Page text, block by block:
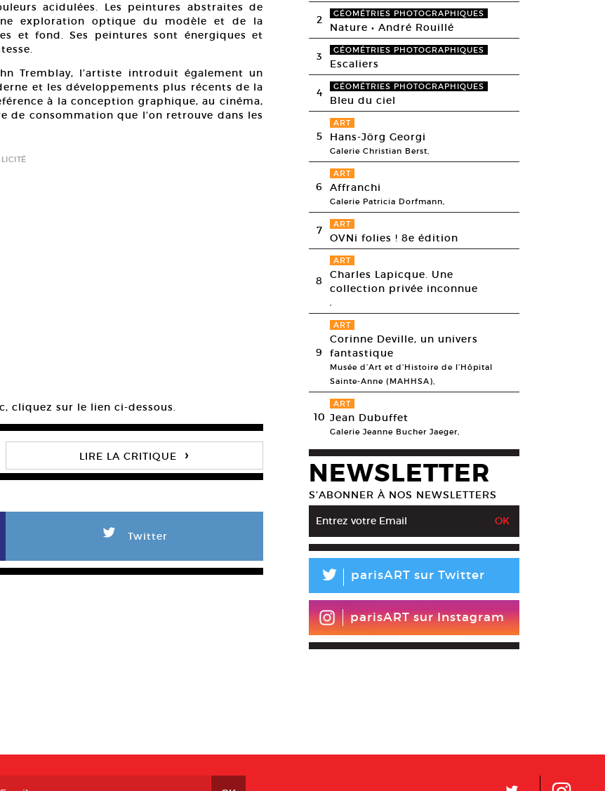
acidulées. Les peintures abstraites de
exploration optique du modèle et de la
et fond. Ses peintures sont énergiques et
Tremblay, l’artiste introduit également un
et les développements plus récents de la
à la conception graphique, au cinéma,
consommation que l’on retrouve dans les
cliquez sur le lien ci-dessous.
LIRE LA CRITIQUE ›
L Twitter
2 GÉOMÉTRIES PHOTOGRAPHIQUES
Nature • André Rouillé
3 GÉOMÉTRIES PHOTOGRAPHIQUES
Escaliers
4 GÉOMÉTRIES PHOTOGRAPHIQUES
Bleu du ciel
5
ART
Hans-Jörg Georgi
Galerie Christian Berst,
6
ART
Affranchi
Galerie Patricia Dorfmann,
7 ART
OVNi folies ! 8e édition
8
ART
Charles Lapicque. Une
collection privée inconnue
,
9
ART
Corinne Deville, un univers
fantastique
Musée d’Art et d’Histoire de l’Hôpital
Sainte-Anne (MAHHSA),
10
ART
Jean Dubuffet
Galerie Jeanne Bucher Jaeger,
NEWSLETTER
S’ABONNER À NOS NEWSLETTERS
L parisART sur Twitter
parisART sur Instagram